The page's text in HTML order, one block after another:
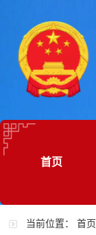
首页
当前位置：首页